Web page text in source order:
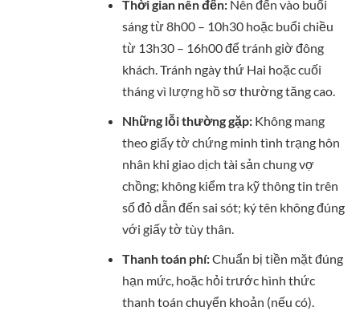
Thời gian nên đến: Nên đến vào buổi
sáng từ 8h00 – 10h30 hoặc buổi chiều
từ 13h30 – 16h00 để tránh giờ đông
khách. Tránh ngày thứ Hai hoặc cuối
tháng vì lượng hồ sơ thường tăng cao.
Những lỗi thường gặp: Không mang
theo giấy tờ chứng minh tình trạng hôn
nhân khi giao dịch tài sản chung vợ
chồng; không kiểm tra kỹ thông tin trên
sổ đỏ dẫn đến sai sót; ký tên không đúng
với giấy tờ tùy thân.
Thanh toán phí:Chuẩn bị tiền mặt đúng
hạn mức, hoặc hỏi trước hình thức
thanh toán chuyển khoản (nếu có).